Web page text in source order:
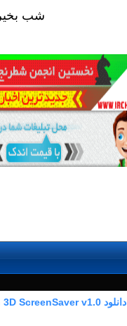
شب بخير